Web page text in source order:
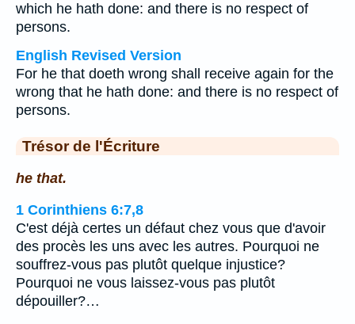
which he hath done: and there is no respect of
persons.
English Revised Version
For he that doeth wrong shall receive again for the
wrong that he hath done: and there is no respect of
persons.
Trésor de l'Écriture
he that.
1 Corinthiens 6:7,8
C'est déjà certes un défaut chez vous que d'avoir
des procès les uns avec les autres. Pourquoi ne
souffrez-vous pas plutôt quelque injustice?
Pourquoi ne vous laissez-vous pas plutôt
dépouiller?…